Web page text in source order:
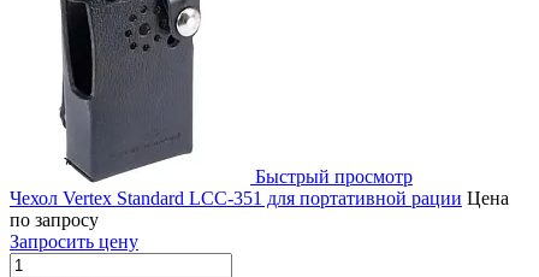
Быстрый просмотр
Чехол Vertex Standard LCC-351 для портативной рации Цена
по запросу
Запросить цену